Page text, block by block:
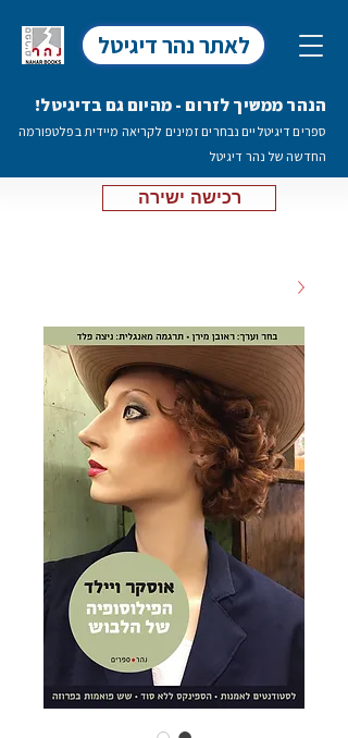
לאתר נהר דיגיטל
הנהר ממשיך לזרום - מהיום גם בדיגיטל!
ספרים דיגיטליים נבחרים זמינים לקריאה מיידית בפלטפורמה
החדשה של נהר דיגיטל
רכישה ישירה